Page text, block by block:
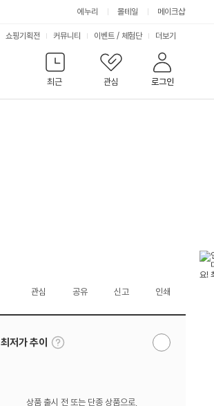
에누리 몰테일 메이크샵
최근
관심 로그인
쇼핑기획전 커뮤니티 이벤트 / 체험단 서
비
스
더보기
관심 공유 신고 인쇄
최저가 추이
툴
팁
알
상품 출시 전 또는 단종 상품으로,